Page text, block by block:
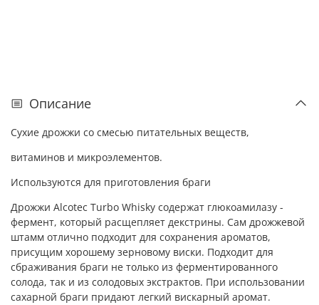
Описание
Сухие дрожжи со смесью питательных веществ,
витаминов и микроэлементов.
Используются для приготовления браги
Дрожжи Alcotec Turbo Whisky содержат глюкоамилазу -
фермент, который расщепляет декстрины. Сам дрожжевой
штамм отлично подходит для cохранения ароматов,
присущим хорошему зерновому виски. Подходит для
сбраживания браги не только из ферментированного
солода, так и из солодовых экстрактов. При использовании
сахарной браги придают легкий вискарный аромат.